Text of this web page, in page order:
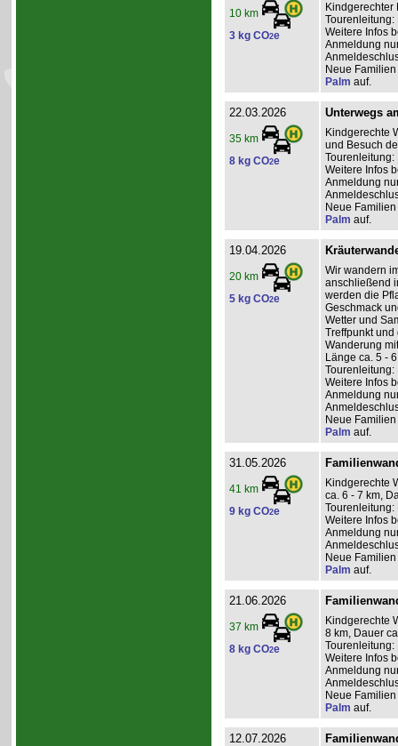
10 km
3 kg CO2e
Kindgerechter
Tourenleitung:
Weitere Infos
Anmeldung
Neue
Palm auf.
22.03.2026
35 km
8 kg CO2e
Unterwegs
Kindgerechte
und Besuch
Tourenleitung:
Weitere Infos
Anmeldung
Neue
Palm auf.
19.04.2026
20 km
5 kg CO2e
Wir wandern
anschließend
werden die
Geschmack
Wetter und
Treffpunkt
Wanderung
Länge ca. 5 -
Tourenleitung:
Weitere Infos
Anmeldung
Neue
Palm auf.
31.05.2026
41 km
9 kg CO2e
Kindgerechte
ca. 6 - 7 km,
Tourenleitung:
Weitere Infos
Anmeldung
Neue
Palm auf.
21.06.2026
37 km
8 kg CO2e
Kindgerechte
8 km, Dauer
Tourenleitung:
Weitere Infos
Anmeldung
Neue
Palm auf.
12.07.2026